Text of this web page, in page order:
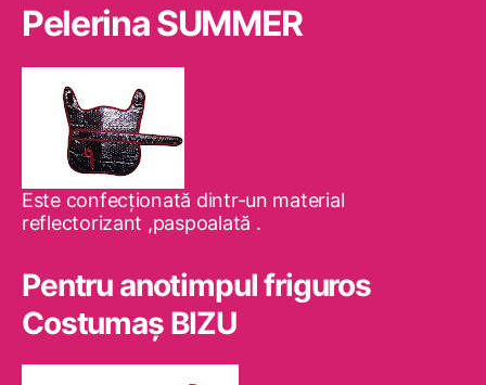
Pelerina SUMMER
Este confecţionată dintr-un material
reflectorizant ,paspoalată .
Pentru anotimpul friguros
Costumaş BIZU